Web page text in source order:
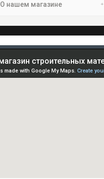
О нашем магазине